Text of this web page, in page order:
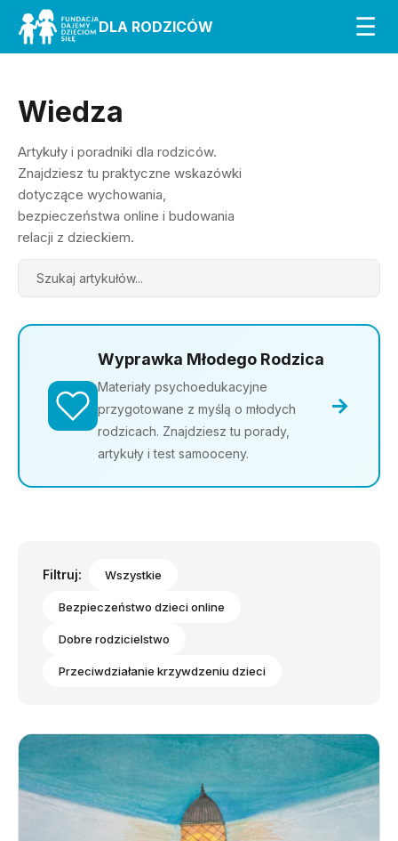
DLA RODZICÓW ☰
Wiedza
Artykuły i poradniki dla rodziców.
Znajdziesz tu praktyczne wskazówki
dotyczące wychowania,
bezpieczeństwa online i budowania
relacji z dzieckiem.
Search
Wyprawka Młodego Rodzica
Materiały psychoedukacyjne
przygotowane z myślą o młodych
rodzicach. Znajdziesz tu porady,
artykuły i test samooceny.
→
Filtruj: Wszystkie
Bezpieczeństwo dzieci online
Dobre rodzicielstwo
Przeciwdziałanie krzywdzeniu dzieci